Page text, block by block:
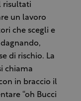
risultati
un lavoro
che scegli e
di rischio. La
chiama
in braccio il
“oh Bucci